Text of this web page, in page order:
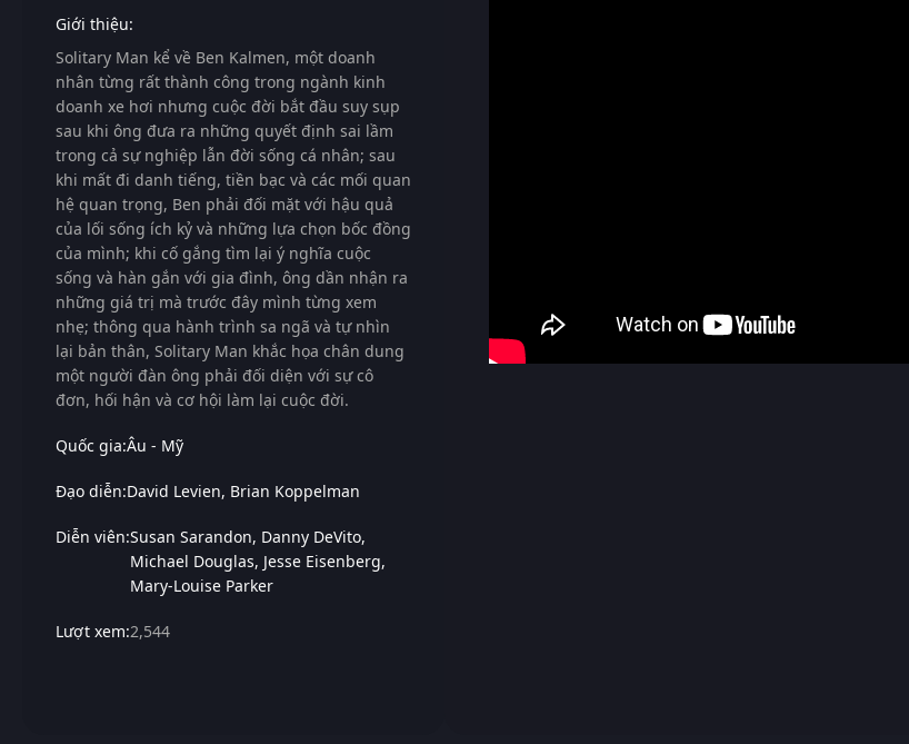
Giới thiệu:
Solitary Man kể về Ben Kalmen, một doanh
nhân từng rất thành công trong ngành kinh
doanh xe hơi nhưng cuộc đời bắt đầu suy sụp
sau khi ông đưa ra những quyết định sai lầm
trong cả sự nghiệp lẫn đời sống cá nhân; sau
khi mất đi danh tiếng, tiền bạc và các mối quan
hệ quan trọng, Ben phải đối mặt với hậu quả
của lối sống ích kỷ và những lựa chọn bốc đồng
của mình; khi cố gắng tìm lại ý nghĩa cuộc
sống và hàn gắn với gia đình, ông dần nhận ra
những giá trị mà trước đây mình từng xem
nhẹ; thông qua hành trình sa ngã và tự nhìn
lại bản thân, Solitary Man khắc họa chân dung
một người đàn ông phải đối diện với sự cô
đơn, hối hận và cơ hội làm lại cuộc đời.
Quốc gia:Âu - Mỹ
Đạo diễn:David Levien Brian Koppelman
Diễn viên:Susan Sarandon Danny DeVito
Michael Douglas Jesse Eisenberg
Mary-Louise Parker
Lượt xem:2,544